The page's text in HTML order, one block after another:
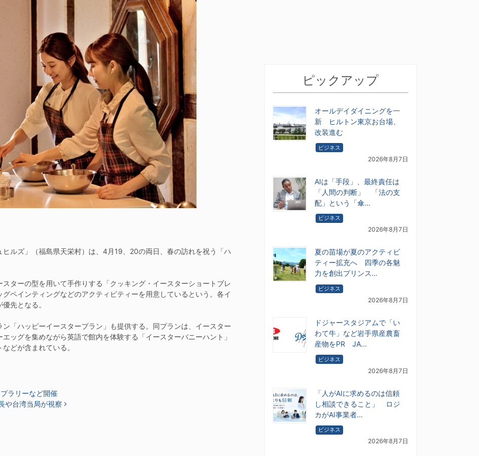
ルズ」（福島県天栄村）は、4月19、20の両日、春の訪れを祝う「ハ
ターの型を用いて手作りする「クッキング・イースターショートブレ
ペインティングなどのアクティビティーを用意しているという。各イ
先となる。
「ハッピーイースタープラン」も提供する。同プランは、イースター
ッグを集めながら英語で館内を体験する「イースターバニーハント」
どが含まれている。
ラリーなど開催
や台湾当局が視察
ピックアップ
オールデイダイニングを一
新 ヒルトン東京お台場、
改装進む
ビジネス
2026年8月7日
AIは「手段」、最終責任は
「人間の判断」 「法の支
配」という「傘…
ビジネス
2026年8月7日
夏の苗場が夏のアクティビ
ティー拡充へ 四季の各魅
力を創出プリンス…
ビジネス
2026年8月7日
ドジャースタジアムで「い
わて牛」など岩手県産農畜
産物をPR JA…
ビジネス
2026年8月7日
「人がAIに求めるのは信頼
し相談できること」 ロジ
カがAI事業者…
ビジネス
2026年8月7日